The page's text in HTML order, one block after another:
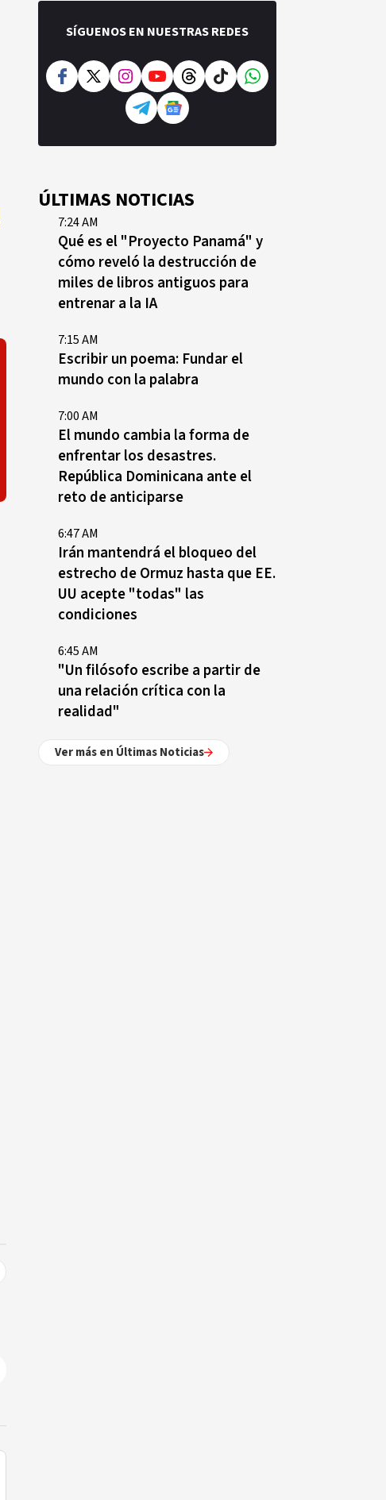
SÍGUENOS EN NUESTRAS REDES
ÚLTIMAS NOTICIAS
7:24 AM
Qué es el "Proyecto Panamá" y
cómo reveló la destrucción de
miles de libros antiguos para
entrenar a la IA
7:15 AM
Escribir un poema: Fundar el
mundo con la palabra
7:00 AM
El mundo cambia la forma de
enfrentar los desastres.
República Dominicana ante el
reto de anticiparse
6:47 AM
Irán mantendrá el bloqueo del
estrecho de Ormuz hasta que EE.
UU acepte "todas" las
condiciones
6:45 AM
"Un filósofo escribe a partir de
una relación crítica con la
realidad"
Ver más en Últimas Noticias